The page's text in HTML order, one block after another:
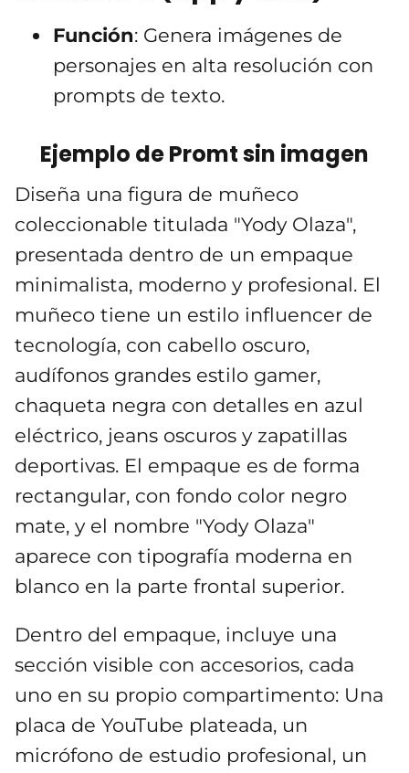
Función: Genera imágenes de
personajes en alta resolución con
prompts de texto.
Ejemplo de Promt sin imagen
Diseña una figura de muñeco
coleccionable titulada "Yody Olaza",
presentada dentro de un empaque
minimalista, moderno y profesional. El
muñeco tiene un estilo influencer de
tecnología, con cabello oscuro,
audífonos grandes estilo gamer,
chaqueta negra con detalles en azul
eléctrico, jeans oscuros y zapatillas
deportivas. El empaque es de forma
rectangular, con fondo color negro
mate, y el nombre "Yody Olaza"
aparece con tipografía moderna en
blanco en la parte frontal superior.
Dentro del empaque, incluye una
sección visible con accesorios, cada
uno en su propio compartimento: Una
placa de YouTube plateada, un
micrófono de estudio profesional, un